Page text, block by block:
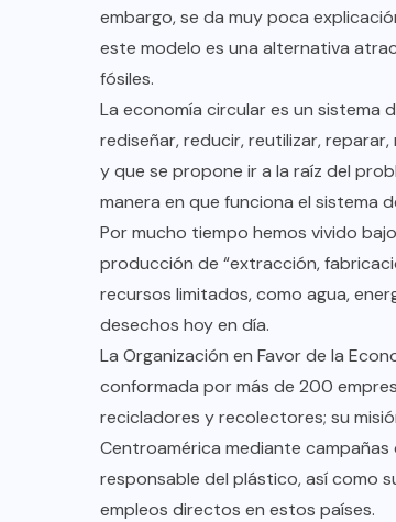
embargo, se da muy poca
este modelo es una alternativa
fósiles.
La economía circular es un sistema
rediseñar, reducir, reutilizar,
y que se propone ir a la raíz del
manera en que funciona el sistema
Por mucho tiempo hemos vivido
producción de “extracción,
recursos limitados, como agua,
desechos hoy en día.
La Organización en Favor de la
conformada por más de 200
recicladores y recolectores; su
Centroamérica mediante
responsable del plástico, así como
empleos directos en estos países.